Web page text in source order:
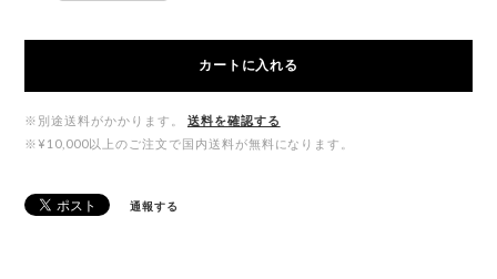
カートに入れる
※別途送料がかかります。
送料を確認する
※¥10,000以上のご注文で国内送料が無料になります。
通報する